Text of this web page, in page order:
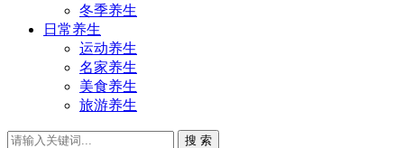
冬季养生
日常养生
运动养生
名家养生
美食养生
旅游养生
搜 索